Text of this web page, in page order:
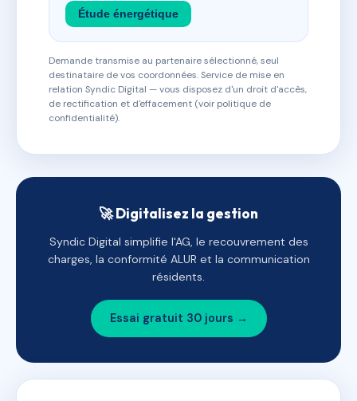
Étude énergétique
Demande transmise au partenaire sélectionné, seul
destinataire de vos coordonnées. Service de mise en
relation Syndic Digital — vous disposez d'un droit d'accès,
de rectification et d'effacement (voir politique de
confidentialité).
🚀 Digitalisez la gestion
Syndic Digital simplifie l'AG, le recouvrement des
charges, la conformité ALUR et la communication
résidents.
Essai gratuit 30 jours →